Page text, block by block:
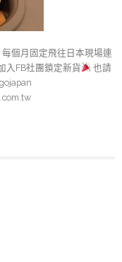
個月固定飛往日本現場連
入FB社團鎖定新貨
也請